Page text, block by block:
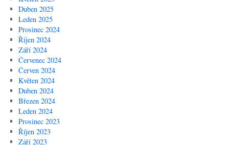
Duben 2025
Leden 2025
Prosinec 2024
Říjen 2024
Září 2024
Červenec 2024
Červen 2024
Květen 2024
Duben 2024
Březen 2024
Leden 2024
Prosinec 2023
Říjen 2023
Září 2023